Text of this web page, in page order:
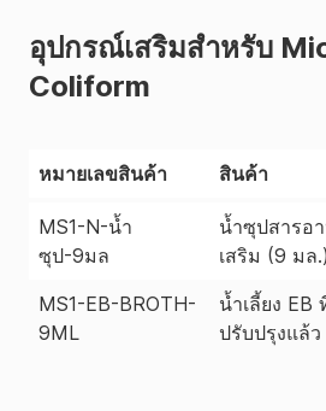
อุปกรณ์เสริมสําหรับ
Coliform
หมายเลขสินค้า สินค้า
MS1-N-น้ำ
ซุป-9มล
น้ำซุปสารอ
เสริม (9 มล.)
MS1-EB-BROTH-
9ML
น้ำเลี้ยง EB
ปรับปรุงแล้ว